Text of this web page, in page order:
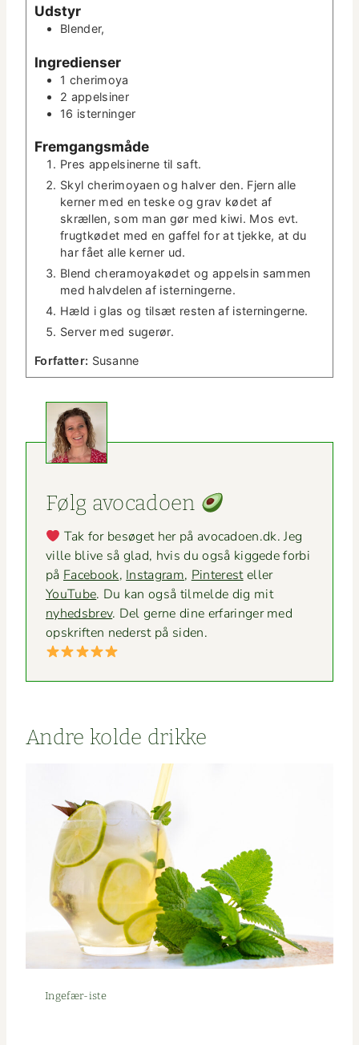
Udstyr
Blender,
Ingre­di­enser
1 che­r­i­moya
2 appelsin­er
16 istern­inger
Frem­gangsmåde
Pres appelsin­erne til saft.
Skyl che­r­i­moy­aen og halver den. Fjern alle
kern­er med en teske og grav kødet af
skrællen, som man gør med kiwi. Mos evt.
frugtkødet med en gaffel for at tjekke, at du
har fået alle kern­er ud.
Blend cher­amoy­akødet og appelsin sam­men
med halvde­len af isterningerne.
Hæld i glas og tilsæt resten af isterningerne.
Serv­er med sugerør.
For­fat­ter: Susanne
Følg avo­ca­doen
Tak for besøget her på avocadoen.dk. Jeg
ville blive så glad, hvis du også kiggede for­bi
på Face­book, Insta­gram, Pin­ter­esteller
YouTube. Du kan også tilmelde dig mit
nyheds­brev. Del gerne dine erfaringer med
opskriften ned­er­st på siden.
Andre kolde drikke
Inge­fær-iste